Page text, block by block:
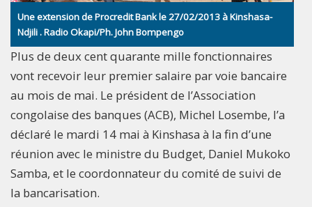
Une extension de Procredit Bank le 27/02/2013 à Kinshasa-
Ndjili . Radio Okapi/Ph. John Bompengo
Plus de deux cent quarante mille fonctionnaires
vont recevoir leur premier salaire par voie bancaire
au mois de mai. Le président de l’Association
congolaise des banques (ACB), Michel Losembe, l’a
déclaré le mardi 14 mai à Kinshasa à la fin d’une
réunion avec le ministre du Budget, Daniel Mukoko
Samba, et le coordonnateur du comité de suivi de
la bancarisation.